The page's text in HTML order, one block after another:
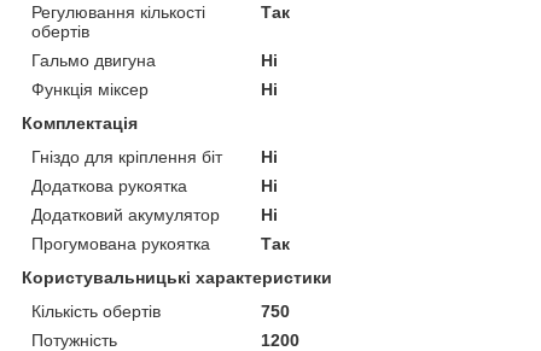
Регулювання кількості
обертів
Так
Гальмо двигуна
Ні
Функція міксер
Ні
Комплектація
Гніздо для кріплення біт
Ні
Додаткова рукоятка
Ні
Додатковий акумулятор
Ні
Прогумована рукоятка
Так
Користувальницькі характеристики
Кількість обертів
750
Потужність
1200